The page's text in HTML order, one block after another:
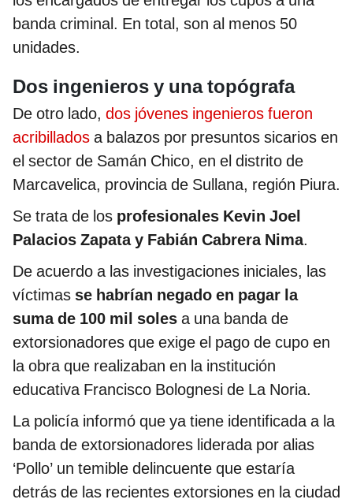
banda criminal. En total, son al menos 50
unidades.
Dos ingenieros y una topógrafa
De otro lado, dos jóvenes ingenieros fueron
acribillados a balazos por presuntos sicarios en
el sector de Samán Chico, en el distrito de
Marcavelica, provincia de Sullana, región Piura.
Se trata de los profesionales Kevin Joel
Palacios Zapata y Fabián Cabrera Nima.
De acuerdo a las investigaciones iniciales, las
víctimas se habrían negado en pagar la
suma de 100 mil soles a una banda de
extorsionadores que exige el pago de cupo en
la obra que realizaban en la institución
educativa Francisco Bolognesi de La Noria.
La policía informó que ya tiene identificada a la
banda de extorsionadores liderada por alias
‘Pollo’ un temible delincuente que estaría
detrás de las recientes extorsiones en la ciudad